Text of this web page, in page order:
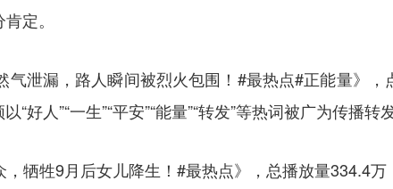
定。
泄漏，路人瞬间被烈火包围！#最热点#正能量》
人”“一生”“平安”“能量”“转发”等热词被广为传播转发
牺牲9月后女儿降生！#最热点》，总播放量334.4